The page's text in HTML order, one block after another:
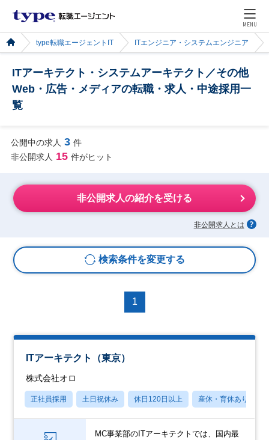
MENU
type転職エージェントIT ITエンジニア・システムエンジニア
ITアーキテクト・システムアーキテクト／その他
Web・広告・メディアの転職・求人・中途採用一
覧
公開中の求人 3 件
非公開求人 15 件がヒット
非公開求人の紹介を受ける
非公開求人とは
検索条件を変更する
1
ITアーキテクト（東京）
株式会社オロ
正社員採用 土日祝休み 休日120日以上 産休・育休あり
MC事業部のITアーキテクトでは、国内最